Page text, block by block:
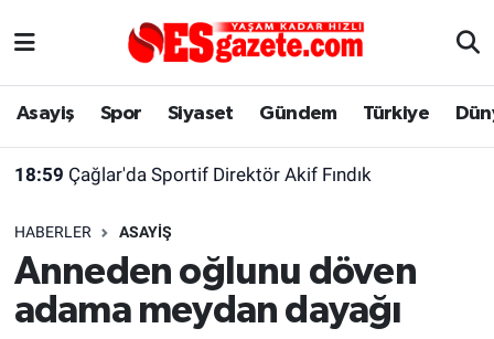
Asayiş Spor Siyaset Gündem Türkiye
18:59 Çağlar'da Sportif Direktör Akif Fındık
HABERLER ASAYIŞ
Anneden oğlunu döven
adama meydan dayağı
Asayiş
Gündem
Türkiye
Yaşam
Eskişehirspor Arşivi
Eskişehir Arşivi
Eskişehir Nöbetçi Eczaneler
Süper Lig Puan Durumu ve Fikstür
Tüm Manşetler